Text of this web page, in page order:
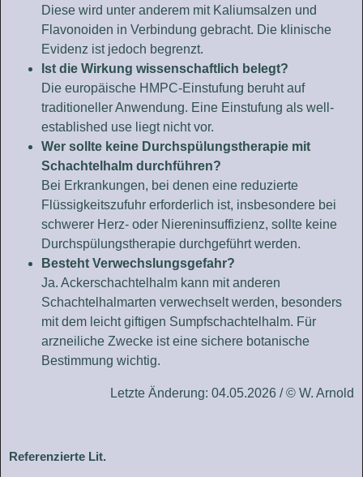
Diese wird unter anderem mit Kaliumsalzen und
Flavonoiden in Verbindung gebracht. Die klinische
Evidenz ist jedoch begrenzt.
Ist die Wirkung wissenschaftlich belegt?
Die europäische HMPC-Einstufung beruht auf
traditioneller Anwendung. Eine Einstufung als well-
established use liegt nicht vor.
Wer sollte keine Durchspülungstherapie mit
Schachtelhalm durchführen?
Bei Erkrankungen, bei denen eine reduzierte
Flüssigkeitszufuhr erforderlich ist, insbesondere bei
schwerer Herz- oder Niereninsuffizienz, sollte keine
Durchspülungstherapie durchgeführt werden.
Besteht Verwechslungsgefahr?
Ja. Ackerschachtelhalm kann mit anderen
Schachtelhalmarten verwechselt werden, besonders
mit dem leicht giftigen Sumpfschachtelhalm. Für
arzneiliche Zwecke ist eine sichere botanische
Bestimmung wichtig.
Letzte Änderung: 04.05.2026 / © W. Arnold
Referenzierte Lit.